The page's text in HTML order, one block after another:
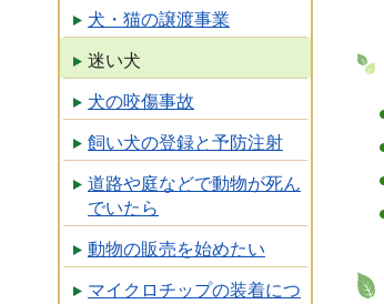
犬・猫の譲渡事業
迷い犬
犬の咬傷事故
飼い犬の登録と予防注射
道路や庭などで動物が死ん
でいたら
動物の販売を始めたい
マイクロチップの装着につ